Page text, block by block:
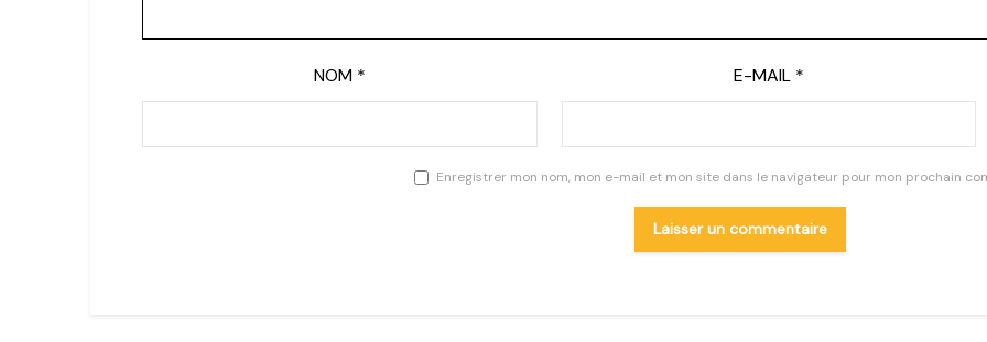
NOM * E-MAIL *
Enregistrer mon nom, mon e-mail et mon site dans le navigateur pour mon prochain